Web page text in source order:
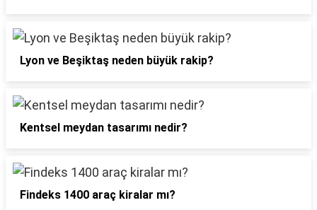
Lyon ve Beşiktaş neden büyük rakip?
Kentsel meydan tasarımı nedir?
Findeks 1400 araç kiralar mı?